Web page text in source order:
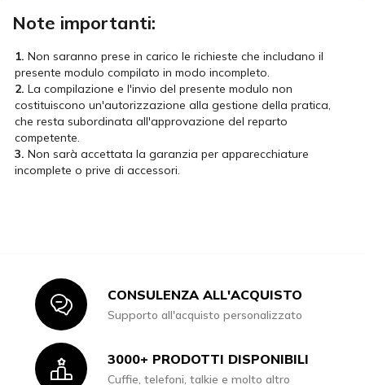
Note importanti:
1. Non saranno prese in carico le richieste che includano il
presente modulo compilato in modo incompleto.
2. La compilazione e l'invio del presente modulo non
costituiscono un'autorizzazione alla gestione della pratica,
che resta subordinata all'approvazione del reparto
competente.
3. Non sarà accettata la garanzia per apparecchiature
incomplete o prive di accessori.
IconCONSULENZA ALL'ACQUISTO
Supporto all'acquisto personalizzato
Icon3000+ PRODOTTI DISPONIBILI
Cuffie, telefoni, talkie e molto altro